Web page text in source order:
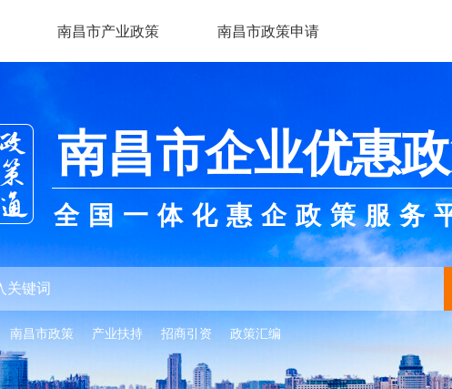
南昌市产业政策 南昌市政策申请
南昌市企业优惠
全国一体化惠企政策服务
南昌市政策 产业扶持 招商引资 政策汇编